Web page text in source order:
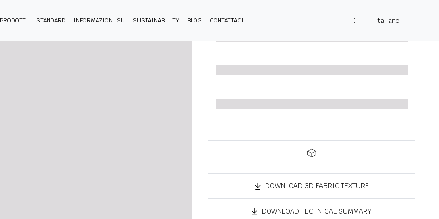
PRODOTTI STANDARD INFORMAZIONI SU SUSTAINABILITY BLOG CONTATTACI italiano
DOWNLOAD 3D FABRIC TEXTURE
DOWNLOAD TECHNICAL SUMMARY